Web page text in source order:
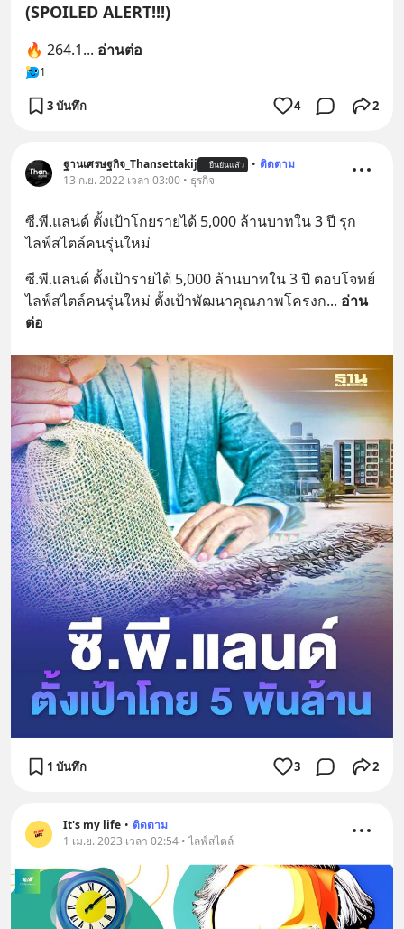
(SPOILED ALERT!!!)
🔥 264.1... อ่านต่อ
1
3 บันทึก 4 2
ฐานเศรษฐกิจ_Thansettakij ยืนยันแล้ว • ติดตาม
13 ก.ย. 2022 เวลา 03:00 • ธุรกิจ
ซี.พี.แลนด์ ตั้งเป้าโกยรายได้ 5,000 ล้านบาทใน 3 ปี รุก
ไลฟ์สไตล์คนรุ่นใหม่
ซี.พี.แลนด์ ตั้งเป้ารายได้ 5,000 ล้านบาทใน 3 ปี ตอบโจทย์
ไลฟ์สไตล์คนรุ่นใหม่ ตั้งเป้าพัฒนาคุณภาพโครงก... อ่าน
ต่อ
1 บันทึก 3 2
It's my life • ติดตาม
1 เม.ย. 2023 เวลา 02:54 • ไลฟ์สไตล์